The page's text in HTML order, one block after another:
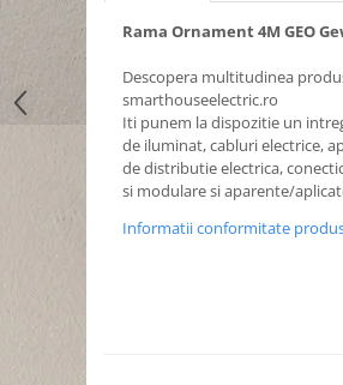
Rama Ornament 4M GEO
Descopera multitudinea
smarthouseelectric.ro
Iti punem la dispozitie un
de iluminat, cabluri electrice,
de distributie electrica,
si modulare si aparente/
Informatii conformitate